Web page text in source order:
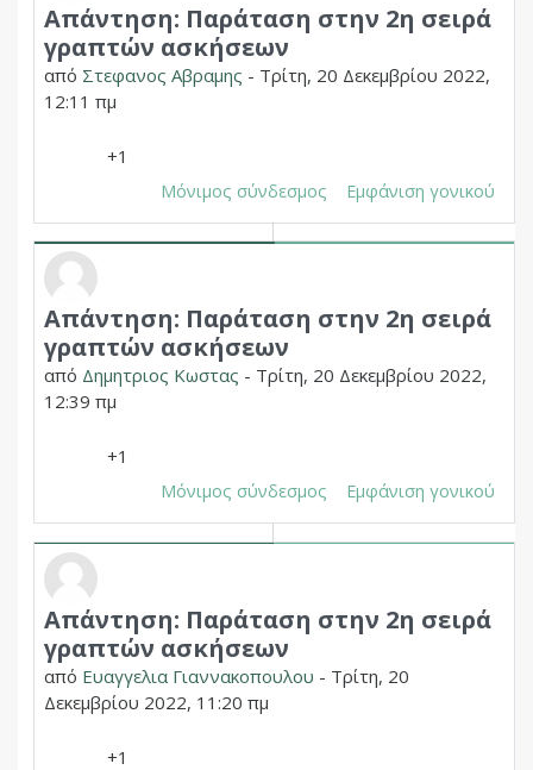
Σε απάντηση σε Δημητριος Χουπας
Απάντηση: Παράταση στην 2η σειρά
γραπτών ασκήσεων
από Στεφανος Αβραμης - Τρίτη, 20 Δεκεμβρίου 2022,
12:11 πμ
+1
Μόνιμος σύνδεσμος Εμφάνιση γονικού
Σε απάντηση σε Δημητριος Χουπας
Απάντηση: Παράταση στην 2η σειρά
γραπτών ασκήσεων
από Δημητριος Κωστας - Τρίτη, 20 Δεκεμβρίου 2022,
12:39 πμ
+1
Μόνιμος σύνδεσμος Εμφάνιση γονικού
Σε απάντηση σε Δημητριος Χουπας
Απάντηση: Παράταση στην 2η σειρά
γραπτών ασκήσεων
από Ευαγγελια Γιαννακοπουλου - Τρίτη, 20
Δεκεμβρίου 2022, 11:20 πμ
+1